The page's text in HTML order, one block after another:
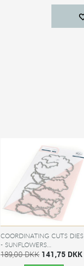
COORDINATING CUTS DIES
- SUNFLOWERS...
189,00 DKK 141,75 DKK